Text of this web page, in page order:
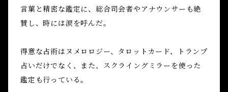
言葉と精密な鑑定に、総合司会者やアナウンサーも絶
賛し、時には涙を呼んだ。
得意な占術はヌメロロジー、タロットカード、トランプ
占いだけでなく、また、スクライングミラーを使った
鑑定も行っている。